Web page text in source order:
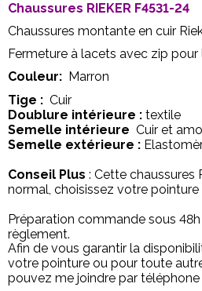
Chaussures RIEKER F4531-24
Chaussures montante en cuir
Fermeture à lacets avec zip
Couleur: Marron
Tige : Cuir
Doublure intérieure : textile
Semelle intérieure Cuir et
Semelle extérieure :
Conseil Plus : Cette chaussures
normal, choisissez votre pointure
Préparation commande sous
règlement.
Afin de vous garantir la
votre pointure ou pour toute
pouvez me joindre par